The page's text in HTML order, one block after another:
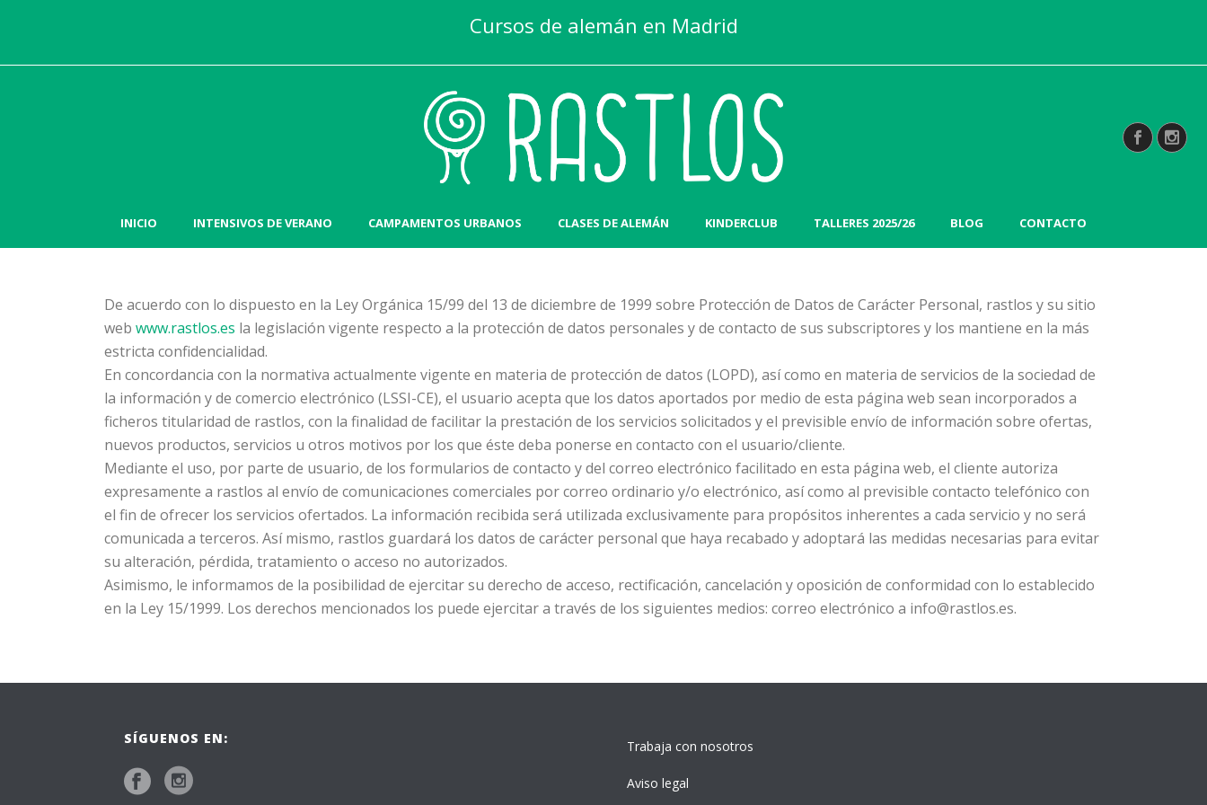
Cursos de alemán en Madrid
INICIO INTENSIVOS DE VERANO CAMPAMENTOS URBANOS CLASES DE ALEMÁN KINDERCLUB TALLERES 2025/26 BLOG CONTACTO
De acuerdo con lo dispuesto en la Ley Orgánica 15/99 del 13 de diciembre de 1999 sobre Protección de Datos de Carácter Personal, rastlos y su sitio
web www.rastlos.es la legislación vigente respecto a la protección de datos personales y de contacto de sus subscriptores y los mantiene en la más
estricta confidencialidad.
En concordancia con la normativa actualmente vigente en materia de protección de datos (LOPD), así como en materia de servicios de la sociedad de
la información y de comercio electrónico (LSSI-CE), el usuario acepta que los datos aportados por medio de esta página web sean incorporados a
ficheros titularidad de rastlos, con la finalidad de facilitar la prestación de los servicios solicitados y el previsible envío de información sobre ofertas,
nuevos productos, servicios u otros motivos por los que éste deba ponerse en contacto con el usuario/cliente.
Mediante el uso, por parte de usuario, de los formularios de contacto y del correo electrónico facilitado en esta página web, el cliente autoriza
expresamente a rastlos al envío de comunicaciones comerciales por correo ordinario y/o electrónico, así como al previsible contacto telefónico con
el fin de ofrecer los servicios ofertados. La información recibida será utilizada exclusivamente para propósitos inherentes a cada servicio y no será
comunicada a terceros. Así mismo, rastlos guardará los datos de carácter personal que haya recabado y adoptará las medidas necesarias para evitar
su alteración, pérdida, tratamiento o acceso no autorizados.
Asimismo, le informamos de la posibilidad de ejercitar su derecho de acceso, rectificación, cancelación y oposición de conformidad con lo establecido
en la Ley 15/1999. Los derechos mencionados los puede ejercitar a través de los siguientes medios: correo electrónico a info@rastlos.es.
SÍGUENOS EN: Trabaja con nosotros
Aviso legal